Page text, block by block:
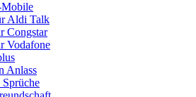
Mobile
Aldi Talk
Congstar
Vodafone
Anlass